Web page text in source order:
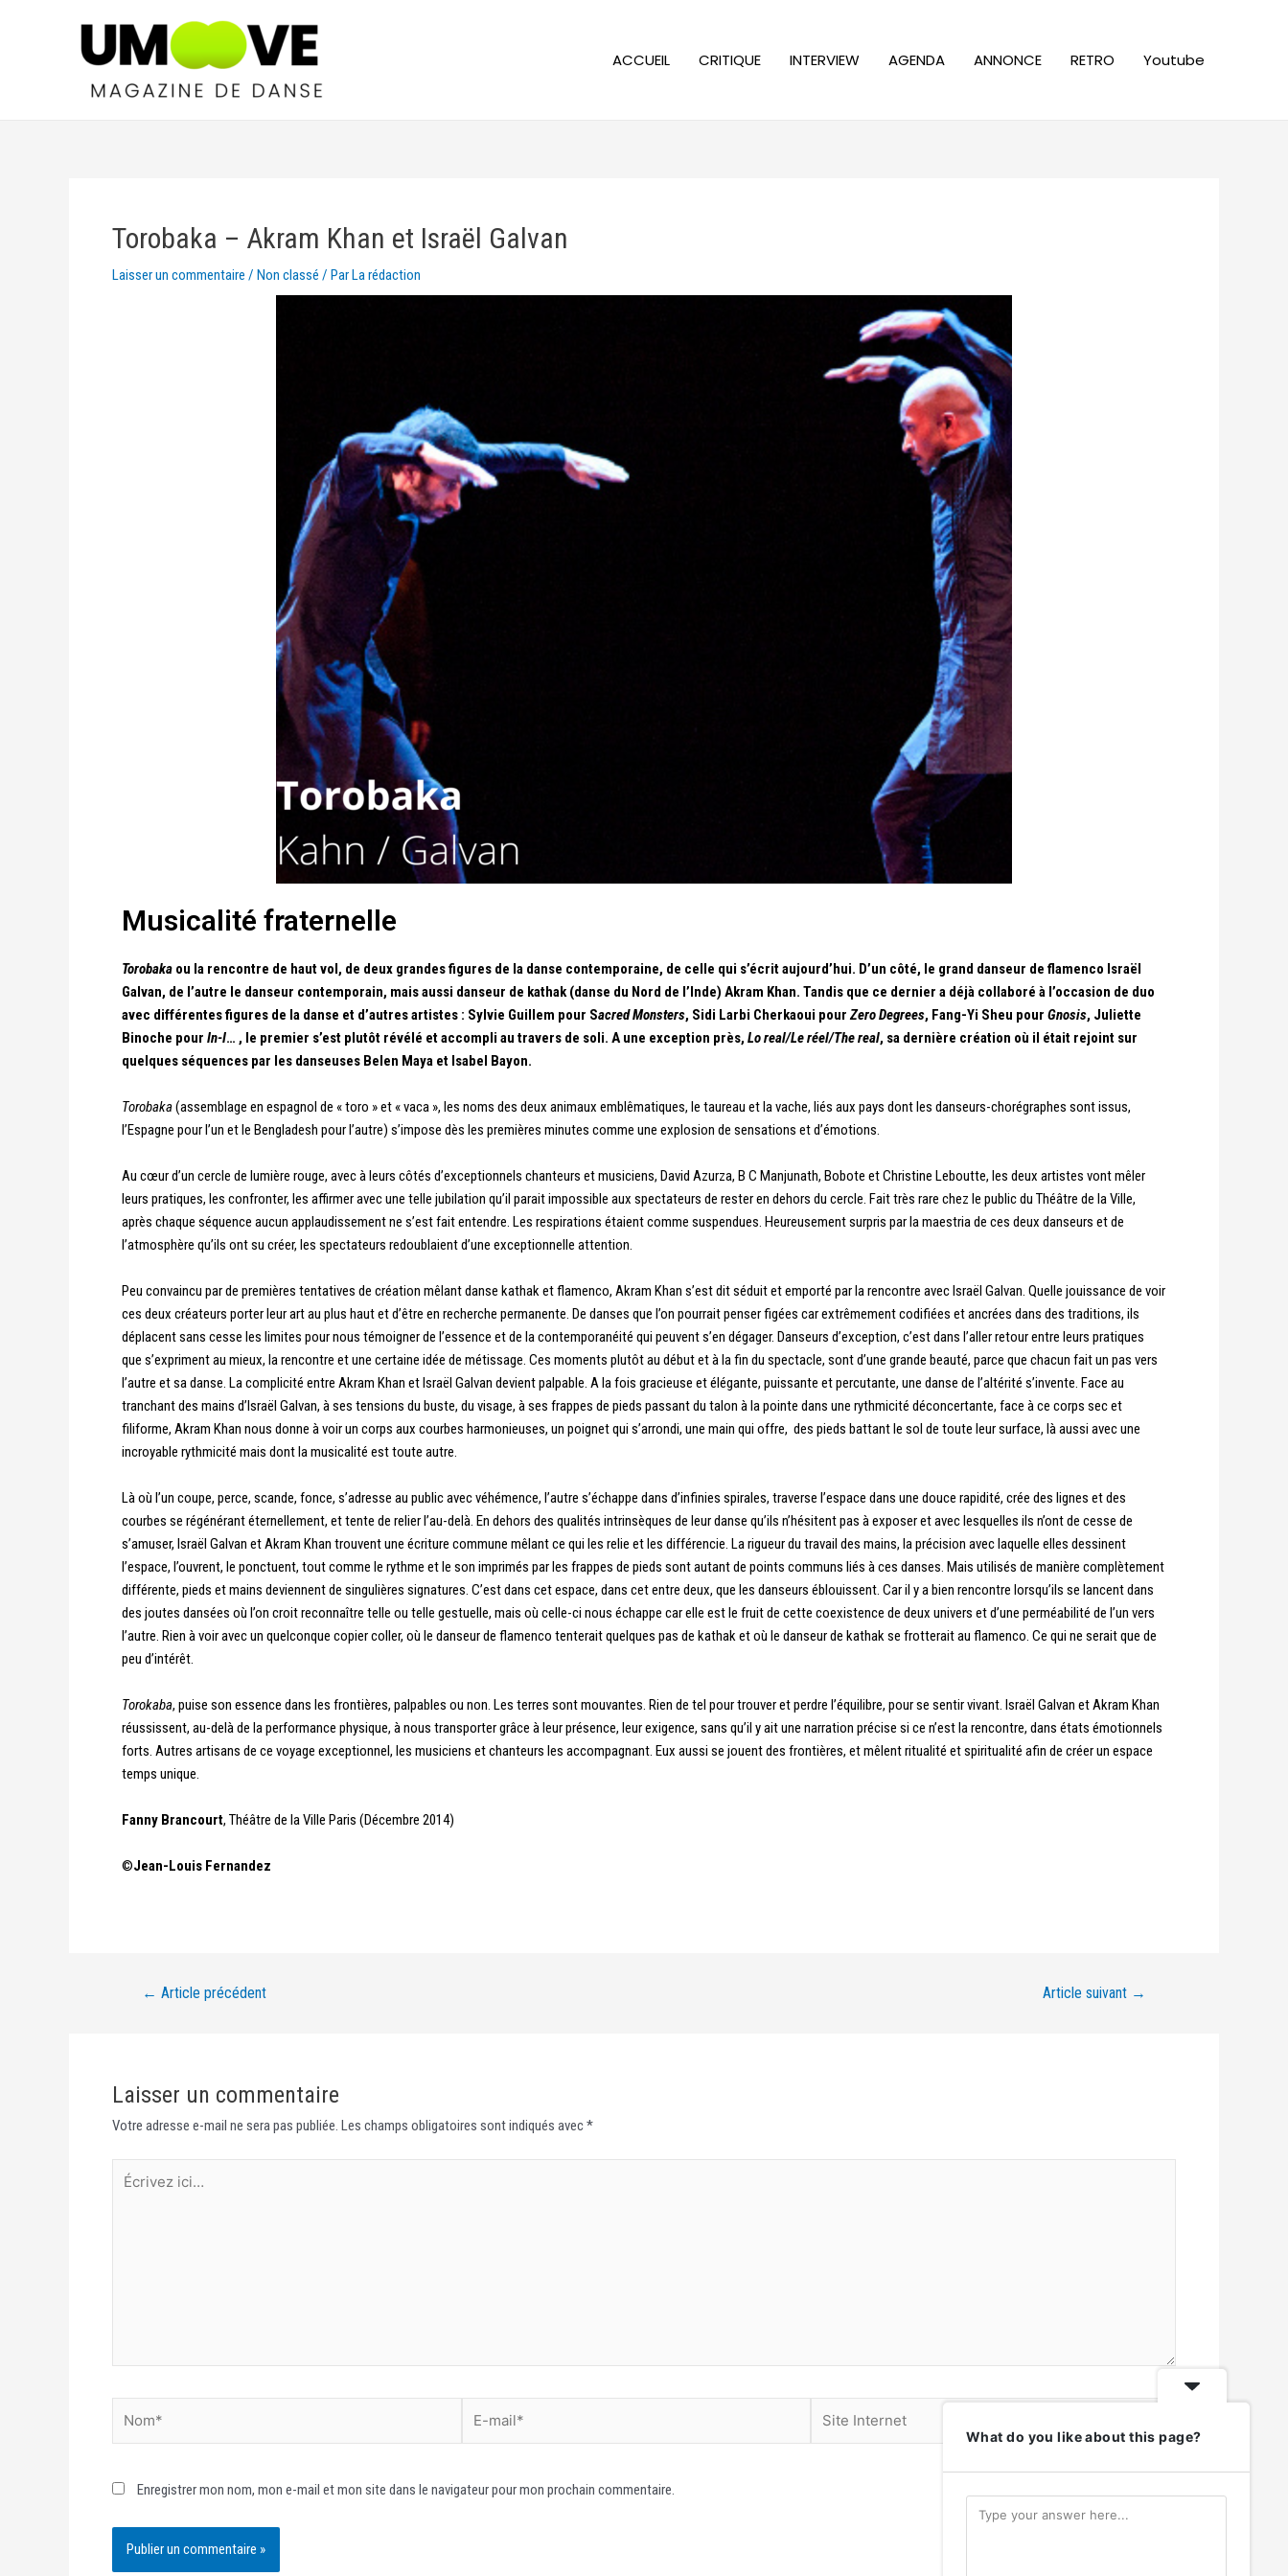
ACCUEIL CRITIQUE INTERVIEW AGENDA ANNONCE RETRO Youtube
Torobaka – Akram Khan et Israël Galvan
Laisser un commentaire / Non classé / ParLa rédaction
Musicalité fraternelle
Torobaka ou la rencontre de haut vol, de deux grandes figures de la danse contemporaine, de celle qui s’écrit aujourd’hui. D’un côté, le grand danseur de flamenco Israël
Galvan, de l’autre le danseur contemporain, mais aussi danseur de kathak (danse du Nord de l’Inde) Akram Khan. Tandis que ce dernier a déjà collaboré à l’occasion de duo
avec différentes figures de la danse et d’autres artistes : Sylvie Guillem pour Sacred Monsters, Sidi Larbi Cherkaoui pourZero Degrees, Fang-Yi Sheu pour Gnosis, Juliette
Binoche pour In-I… , le premier s’est plutôt révélé et accompli au travers de soli. A une exception près, Lo real/Le réel/The real, sa dernière création où il était rejoint sur
quelques séquences par les danseuses Belen Maya et Isabel Bayon.
Torobaka(assemblage en espagnol de « toro » et « vaca », les noms des deux animaux emblêmatiques, le taureau et la vache, liés aux pays dont les danseurs-chorégraphes sont issus,
l’Espagne pour l’un et le Bengladesh pour l’autre) s’impose dès les premières minutes comme une explosion de sensations et d’émotions.
Au cœur d’un cercle de lumière rouge, avec à leurs côtés d’exceptionnels chanteurs et musiciens, David Azurza, B C Manjunath, Bobote et Christine Leboutte, les deux artistes vont mêler
leurs pratiques, les confronter, les affirmer avec une telle jubilation qu’il parait impossible aux spectateurs de rester en dehors du cercle. Fait très rare chez le public du Théâtre de la Ville,
après chaque séquence aucun applaudissement ne s’est fait entendre. Les respirations étaient comme suspendues. Heureusement surpris par la maestria de ces deux danseurs et de
l’atmosphère qu’ils ont su créer, les spectateurs redoublaient d’une exceptionnelle attention.
Peu convaincu par de premières tentatives de création mêlant danse kathak et flamenco, Akram Khan s’est dit séduit et emporté par la rencontre avec Israël Galvan. Quelle jouissance de voir
ces deux créateurs porter leur art au plus haut et d’être en recherche permanente. De danses que l’on pourrait penser figées car extrêmement codifiées et ancrées dans des traditions, ils
déplacent sans cesse les limites pour nous témoigner de l’essence et de la contemporanéité qui peuvent s’en dégager. Danseurs d’exception, c’est dans l’aller retour entre leurs pratiques
que s’expriment au mieux, la rencontre et une certaine idée de métissage. Ces moments plutôt au début et à la fin du spectacle, sont d’une grande beauté, parce que chacun fait un pas vers
l’autre et sa danse. La complicité entre Akram Khan et Israël Galvan devient palpable. A la fois gracieuse et élégante, puissante et percutante, une danse de l’altérité s’invente. Face au
tranchant des mains d’Israël Galvan, à ses tensions du buste, du visage, à ses frappes de pieds passant du talon à la pointe dans une rythmicité déconcertante, face à ce corps sec et
filiforme, Akram Khan nous donne à voir un corps aux courbes harmonieuses, un poignet qui s’arrondi, une main qui offre, des pieds battant le sol de toute leur surface, là aussi avec une
incroyable rythmicité mais dont la musicalité est toute autre.
Là où l’un coupe, perce, scande, fonce, s’adresse au public avec véhémence, l’autre s’échappe dans d’infinies spirales, traverse l’espace dans une douce rapidité, crée des lignes et des
courbes se régénérant éternellement, et tente de relier l’au-delà. En dehors des qualités intrinsèques de leur danse qu’ils n’hésitent pas à exposer et avec lesquelles ils n’ont de cesse de
s’amuser, Israël Galvan et Akram Khan trouvent une écriture commune mêlant ce qui les relie et les différencie. La rigueur du travail des mains, la précision avec laquelle elles dessinent
l’espace, l’ouvrent, le ponctuent, tout comme le rythme et le son imprimés par les frappes de pieds sont autant de points communs liés à ces danses. Mais utilisés de manière complètement
différente, pieds et mains deviennent de singulières signatures. C’est dans cet espace, dans cet entre deux, que les danseurs éblouissent. Car il y a bien rencontre lorsqu’ils se lancent dans
des joutes dansées où l’on croit reconnaître telle ou telle gestuelle, mais où celle-ci nous échappe car elle est le fruit de cette coexistence de deux univers et d’une perméabilité de l’un vers
l’autre. Rien à voir avec un quelconque copier coller, où le danseur de flamenco tenterait quelques pas de kathak et où le danseur de kathak se frotterait au flamenco. Ce qui ne serait que de
peu d’intérêt.
Torokaba, puise son essence dans les frontières, palpables ou non. Les terres sont mouvantes. Rien de tel pour trouver et perdre l’équilibre, pour se sentir vivant. Israël Galvan et Akram Khan
réussissent, au-delà de la performance physique, à nous transporter grâce à leur présence, leur exigence, sans qu’il y ait une narration précise si ce n’est la rencontre, dans états émotionnels
forts. Autres artisans de ce voyage exceptionnel, les musiciens et chanteurs les accompagnant. Eux aussi se jouent des frontières, et mêlent ritualité et spiritualité afin de créer un espace
temps unique.
Fanny Brancourt, Théâtre de la Ville Paris (Décembre 2014)
©Jean-Louis Fernandez
← Article précédent Article suivant →
Laisser un commentaire
Votre adresse e-mail ne sera pas publiée. Les champs obligatoires sont indiqués avec*
Enregistrer mon nom, mon e-mail et mon site dans le navigateur pour mon prochain commentaire.
What do you like about this page?